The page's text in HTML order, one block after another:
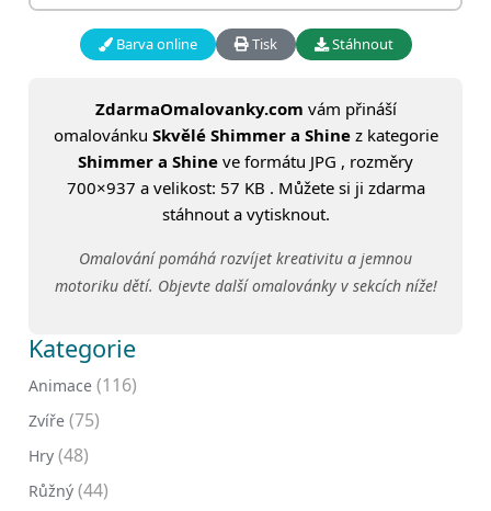
Barva online Tisk Stáhnout
ZdarmaOmalovanky.com vám přináší
omalovánku Skvělé Shimmer a Shinez kategorie
Shimmer a Shine ve formátu JPG , rozměry
700×937 a velikost: 57 KB . Můžete si ji zdarma
stáhnout a vytisknout.
Omalování pomáhá rozvíjet kreativitu a jemnou
motoriku dětí. Objevte další omalovánky v sekcích níže!
Kategorie
Animace (116)
Zvíře (75)
Hry (48)
Růžný (44)